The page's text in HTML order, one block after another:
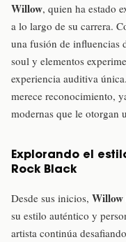
Willow, quien ha estado
a lo largo de su carrera.
una fusión de influencias
soul y elementos
experiencia auditiva
merece reconocimiento,
modernas que le otorgan
Explorando el
Rock Black
Desde sus inicios, Willow
su estilo auténtico y
artista continúa